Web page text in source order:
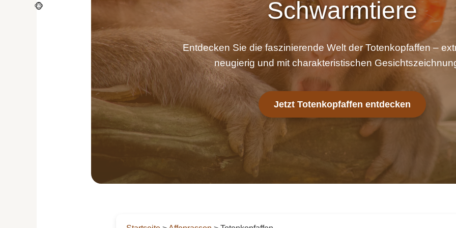
🐵
Schwarmtiere
Entdecken Sie die faszinierende Welt der Totenkopfaffen –
neugierig und mit charakteristischen
Jetzt Totenkopfaffen entdecken